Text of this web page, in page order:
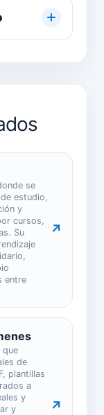
se
estudio,
y
cursos,
Su
entre
↗
que
de
plantillas
a
y
y
↗